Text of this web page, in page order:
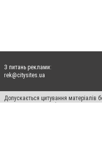
З питань реклами:
rek@citysites.ua
Допускається цитування
пошукових систем гіперпосилання